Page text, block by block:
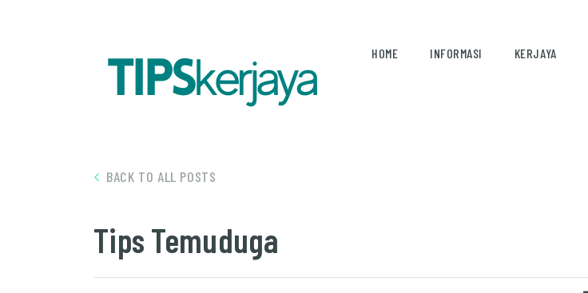
HOME INFORMASI KERJAYA
BACK TO ALL POSTS
Tips Temuduga